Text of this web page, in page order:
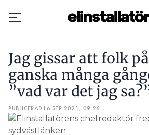
Prenumerera
Hantera prenumeration
Lediga jobb
Jag gissar att folk
ganska många
”vad var det jag
PUBLICERAD 16 SEP 2021, 09:26